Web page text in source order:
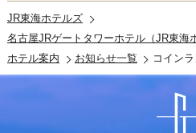
JR東海ホテルズ
名古屋JRゲートタワーホテル（JR東海
ホテル案内
お知らせ一覧 コイン